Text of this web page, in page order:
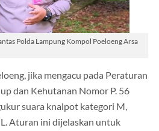
Polda Lampung Kompol Poeloeng Arsa
jika mengacu pada Peraturan
dan Kehutanan Nomor P. 56
suara knalpot kategori M,
Aturan ini dijelaskan untuk